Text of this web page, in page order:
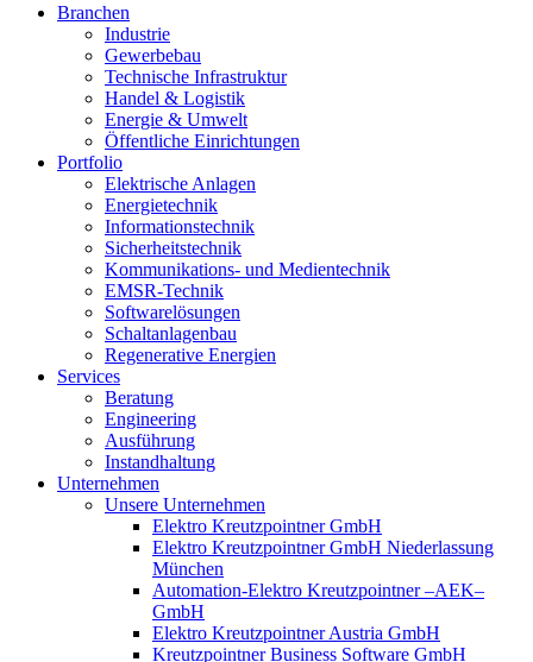
Branchen
Industrie
Gewerbebau
Technische Infrastruktur
Handel & Logistik
Energie & Umwelt
Öffentliche Einrichtungen
Portfolio
Elektrische Anlagen
Energietechnik
Informationstechnik
Sicherheitstechnik
Kommunikations- und Medientechnik
EMSR-Technik
Softwarelösungen
Schaltanlagenbau
Regenerative Energien
Services
Beratung
Engineering
Ausführung
Instandhaltung
Unternehmen
Unsere Unternehmen
Elektro Kreutzpointner GmbH
Elektro Kreutzpointner GmbH Niederlassung
München
Automation-Elektro Kreutzpointner –AEK–
GmbH
Elektro Kreutzpointner Austria GmbH
Kreutzpointner Business Software GmbH